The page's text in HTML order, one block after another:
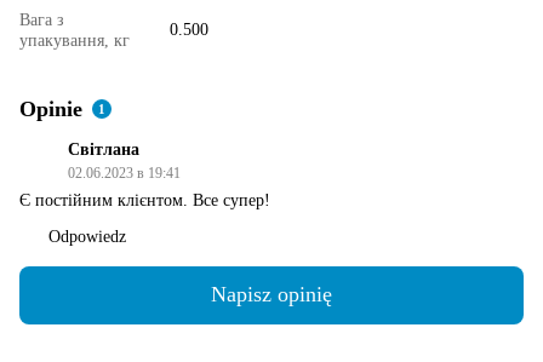
Вага з
упакування, кг
0.500
Opinie 1
Світлана
02.06.2023 в 19:41
Є постійним клієнтом. Все супер!
Odpowiedz
Napisz opinię